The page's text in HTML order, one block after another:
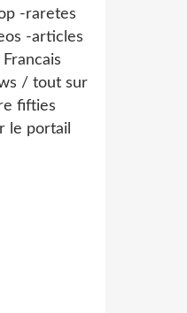
-raretes
-articles
/ tout sur
fifties
le portail